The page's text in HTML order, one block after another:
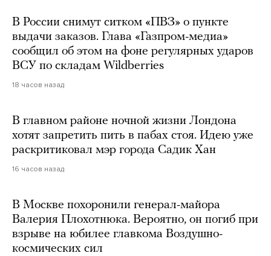
В России снимут ситком «ПВЗ» о пункте
выдачи заказов. Глава «Газпром-медиа»
сообщил об этом на фоне регулярных ударов
ВСУ по складам Wildberries
18 часов назад
В главном районе ночной жизни Лондона
хотят запретить пить в пабах стоя. Идею уже
раскритиковал мэр города Садик Хан
16 часов назад
В Москве похоронили генерал-майора
Валерия Плохотнюка. Вероятно, он погиб при
взрыве на юбилее главкома Воздушно-
космических сил